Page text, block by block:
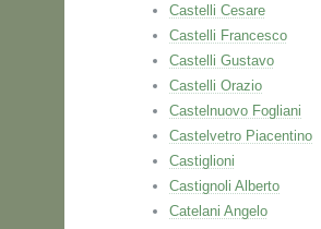
Castelli Cesare
Castelli Francesco
Castelli Gustavo
Castelli Orazio
Castelnuovo Fogliani
Castelvetro Piacentino
Castiglioni
Castignoli Alberto
Catelani Angelo